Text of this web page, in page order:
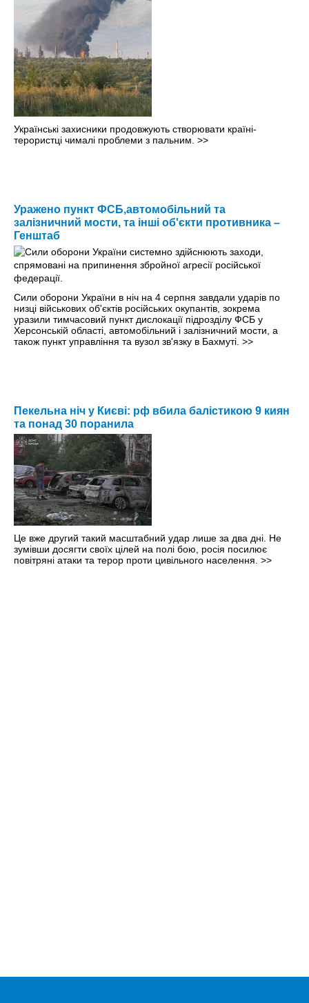
Українські захисники продовжують створювати країні-
терористці чималі проблеми з пальним. >>
Уражено пункт ФСБ,автомобільний та
залізничний мости, та інші об'єкти противника –
Генштаб
Сили оборони України в ніч на 4 серпня завдали ударів по
низці військових об'єктів російських окупантів, зокрема
уразили тимчасовий пункт дислокації підрозділу ФСБ у
Херсонській області, автомобільний і залізничний мости, а
також пункт управління та вузол зв'язку в Бахмуті. >>
Пекельна ніч у Києві: рф вбила балістикою 9 киян
та понад 30 поранила
Це вже другий такий масштабний удар лише за два дні. Не
зумівши досягти своїх цілей на полі бою, росія посилює
повітряні атаки та терор проти цивільного населення. >>